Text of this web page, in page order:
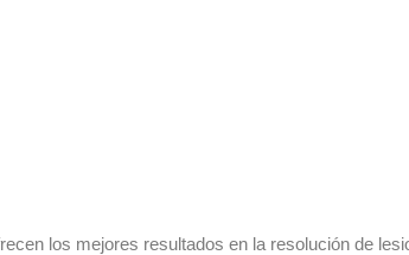
los mejores resultados en la resolución de